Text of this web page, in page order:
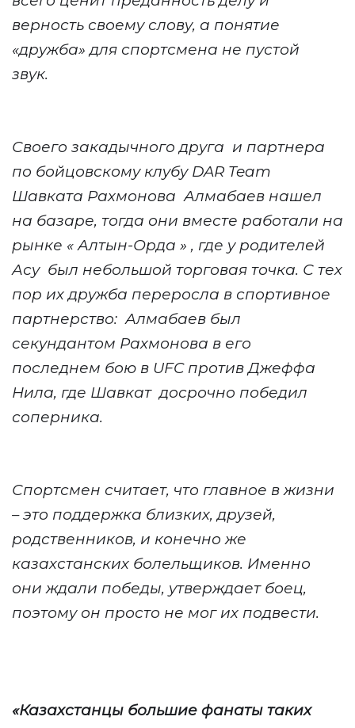
верность своему слову, а понятие
«дружба» для спортсмена не пустой
звук.
Своего закадычного друга и партнера
по бойцовскому клубу DAR Team
Шавката Рахмонова Алмабаев нашел
на базаре, тогда они вместе работали на
рынке « Алтын-Орда » , где у родителей
Асу был небольшой торговая точка. С тех
пор их дружба переросла в спортивное
партнерство: Алмабаев был
секундантом Рахмонова в его
последнем бою в UFC против Джеффа
Нила, где Шавкат досрочно победил
соперника.
Спортсмен считает, что главное в жизни
– это поддержка близких, друзей,
родственников, и конечно же
казахстанских болельщиков. Именно
они ждали победы, утверждает боец,
поэтому он просто не мог их подвести.
«Казахстанцы большие фанаты таких